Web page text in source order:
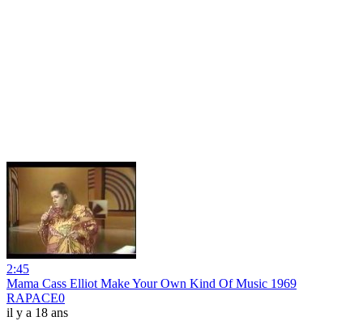
2:45
Mama Cass Elliot Make Your Own Kind Of Music 1969
RAPACE0
il y a 18 ans